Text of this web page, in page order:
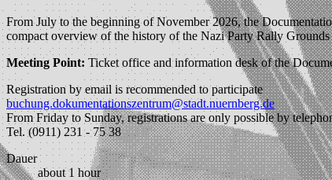
From July to the beginning of November 2026, the
compact overview of the history of the Nazi Party Rally
Meeting Point: Ticket office and information desk of the
Registration by email is recommended to participate
buchung.dokumentationszentrum@stadt.nuernberg.de
From Friday to Sunday, registrations are only possible by
Tel. (0911) 231 - 75 38
Dauer
about 1 hour